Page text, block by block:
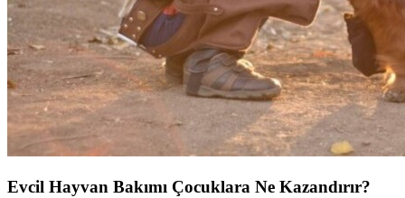
Evcil Hayvan Bakımı Çocuklara Ne Kazandırır?